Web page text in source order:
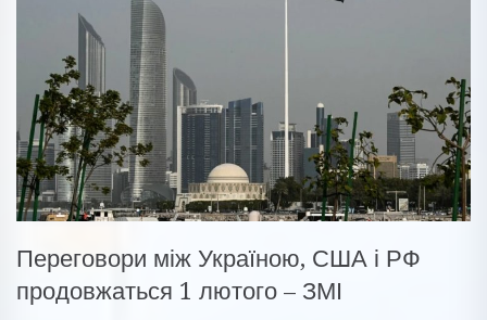
Переговори між Україною, США і РФ
продовжаться 1 лютого – ЗМІ